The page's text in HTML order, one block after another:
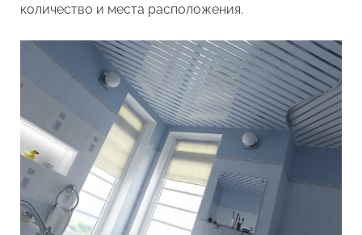
количество и места расположения.